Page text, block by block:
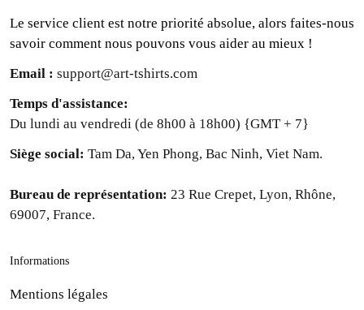
Le service client est notre priorité absolue, alors faites-nous
savoir comment nous pouvons vous aider au mieux !
Email : support@art-tshirts.com
Temps d'assistance:
Du lundi au vendredi (de 8h00 à 18h00) {GMT + 7}
Siège social: Tam Da, Yen Phong, Bac Ninh, Viet Nam.
Bureau de représentation: 23 Rue Crepet, Lyon, Rhône,
69007, France.
Informations
Mentions légales